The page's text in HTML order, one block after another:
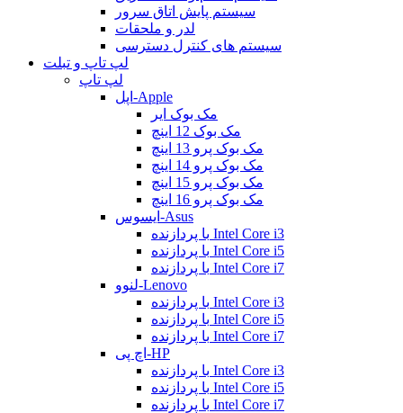
سیستم پایش اتاق سرور
لدر و ملحقات
سیستم های کنترل دسترسی
لپ تاپ و تبلت
لپ تاپ
اپل-Apple
مک بوک ایر
مک بوک 12 اینچ
مک بوک پرو 13 اینچ
مک بوک پرو 14 اینچ
مک بوک پرو 15 اینچ
مک بوک پرو 16 اینچ
ایسوس-Asus
با پردازنده Intel Core i3
با پردازنده Intel Core i5
با پردازنده Intel Core i7
لنوو-Lenovo
با پردازنده Intel Core i3
با پردازنده Intel Core i5
با پردازنده Intel Core i7
اچ پی-HP
با پردازنده Intel Core i3
با پردازنده Intel Core i5
با پردازنده Intel Core i7